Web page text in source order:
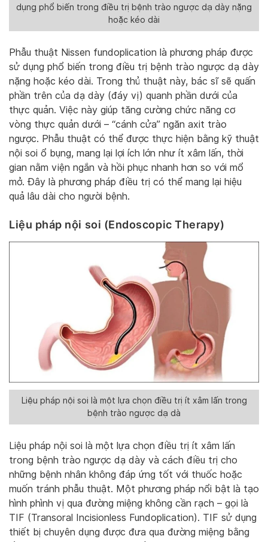
dụng phổ biến trong điều trị bệnh trào ngược dạ dày nặng
hoặc kéo dài
Phẫu thuật Nissen fundoplication là phương pháp được
sử dụng phổ biến trong điều trị bệnh trào ngược dạ dày
nặng hoặc kéo dài. Trong thủ thuật này, bác sĩ sẽ quấn
phần trên của dạ dày (đáy vị) quanh phần dưới của
thực quản. Việc này giúp tăng cường chức năng cơ
vòng thực quản dưới – “cánh cửa” ngăn axit trào
ngược. Phẫu thuật có thể được thực hiện bằng kỹ thuật
nội soi ổ bụng, mang lại lợi ích lớn như ít xâm lấn, thời
gian nằm viện ngắn và hồi phục nhanh hơn so với mổ
mở. Đây là phương pháp điều trị có thể mang lại hiệu
quả lâu dài cho người bệnh.
Liệu pháp nội soi (Endoscopic Therapy)
Liệu pháp nội soi là một lựa chọn điều trị ít xâm lấn trong
bệnh trào ngược dạ dà
Liệu pháp nội soi là một lựa chọn điều trị ít xâm lấn
trong bệnh trào ngược dạ dày và cách điều trị cho
những bệnh nhân không đáp ứng tốt với thuốc hoặc
muốn tránh phẫu thuật. Một phương pháp nổi bật là tạo
hình phình vị qua đường miệng không cần rạch – gọi là
TIF (Transoral Incisionless Fundoplication). TIF sử dụng
thiết bị chuyên dụng được đưa qua đường miệng bằng